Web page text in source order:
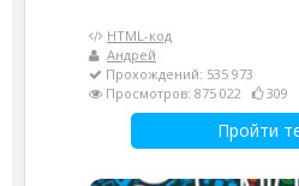
HTML-код
Андрей
Прохождений: 535 973
Просмотров: 875 022
309
Пройти